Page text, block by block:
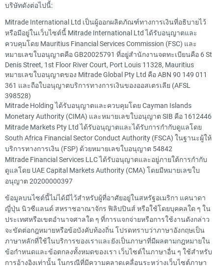
บริษัทดังต่อไปนี้:
Mitrade International Ltd เป็นผู้ออกผลิตภัณฑ์ทางการเงินที่อธิบายไว้
หรือมีอยู่ในเว็บไซต์นี้ Mitrade International Ltd ได้รับอนุญาตและ
ควบคุมโดย Mauritius Financial Services Commission (FSC) และ
หมายเลขใบอนุญาตคือ GB20025791 ที่อยู่สำนักงานจดทะเบียนคือ 6 St
Denis Street, 1st Floor River Court, Port Louis 11328, Mauritius
หมายเลขใบอนุญาตของ Mitrade Global Pty Ltd คือ ABN 90 149 011
361 และถือใบอนุญาตบริการทางการเงินของออสเตรเลีย (AFSL
398528)
Mitrade Holding ได้รับอนุญาตและควบคุมโดย Cayman Islands
Monetary Authority (CIMA) และหมายเลขใบอนุญาต SIB คือ 1612446
Mitrade Markets Pty Ltd ได้รับอนุญาตและได้รับการกำกับดูแลโดย
South Africa Financial Sector Conduct Authority (FSCA) ในฐานะผู้ให้
บริการทางการเงิน (FSP) ด้วยหมายเลขใบอนุญาต 54842
Mitrade Financial Services LLC ได้รับอนุญาตและอยู่ภายใต้การกำกับ
ดูแลโดย UAE Capital Markets Authority (CMA) โดยมีหมายเลขใบ
อนุญาต 20200000397
ข้อมูลบนไซต์นี้ไม่ได้มีไว้สำหรับผู้ที่อาศัยอยู่ในสหรัฐอเมริกา แคนาดา
ญี่ปุ่น นิวซีแลนด์ สหราชอาณาจักร ฟิลิปปินส์ หรือใช้โดยบุคคลใด ๆ ใน
ประเทศหรือเขตอำนาจศาลใด ๆ ที่การแจกจ่ายหรือการใช้งานดังกล่าว
จะขัดต่อกฎหมายหรือข้อบังคับท้องถิ่น โปรดทราบว่าภาษาอังกฤษเป็น
ภาษาหลักที่ใช้ในบริการของเราและยังเป็นภาษาที่มีผลตามกฎหมายใน
ข้อกำหนดและข้อตกลงทั้งหมดของเรา เว็บไซต์ในภาษาอื่น ๆ ใช้สำหรับ
การอ้างอิงเท่านั้น ในกรณีที่มีความคลาดเคลื่อนระหว่างเว็บไซต์ภาษา